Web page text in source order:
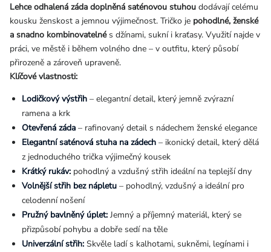
Lehce odhalená záda doplněná saténovou stuhou dodávají celému
kousku ženskost a jemnou výjimečnost. Tričko je pohodlné, ženské
a snadno kombinovatelnés džínami, sukní i kraťasy. Využití najde v
práci, ve městě i během volného dne – v outfitu, který působí
přirozeně a zároveň upraveně.
Klíčové vlastnosti:
Lodičkový výstřih – elegantní detail, který jemně zvýrazní
ramena a krk
Otevřená záda – rafinovaný detail s nádechem ženské elegance
Elegantní saténová stuha na zádech – ikonický detail, který dělá
z jednoduchého trička výjimečný kousek
Krátký rukáv: pohodlný a vzdušný střih ideální na teplejší dny
Volnější střih bez nápletu – pohodlný, vzdušný a ideální pro
celodenní nošení
Pružný bavlněný úplet: Jemný a příjemný materiál, který se
přizpůsobí pohybu a dobře sedí na těle
Univerzální střih: Skvěle ladí s kalhotami, sukněmi, legínami i